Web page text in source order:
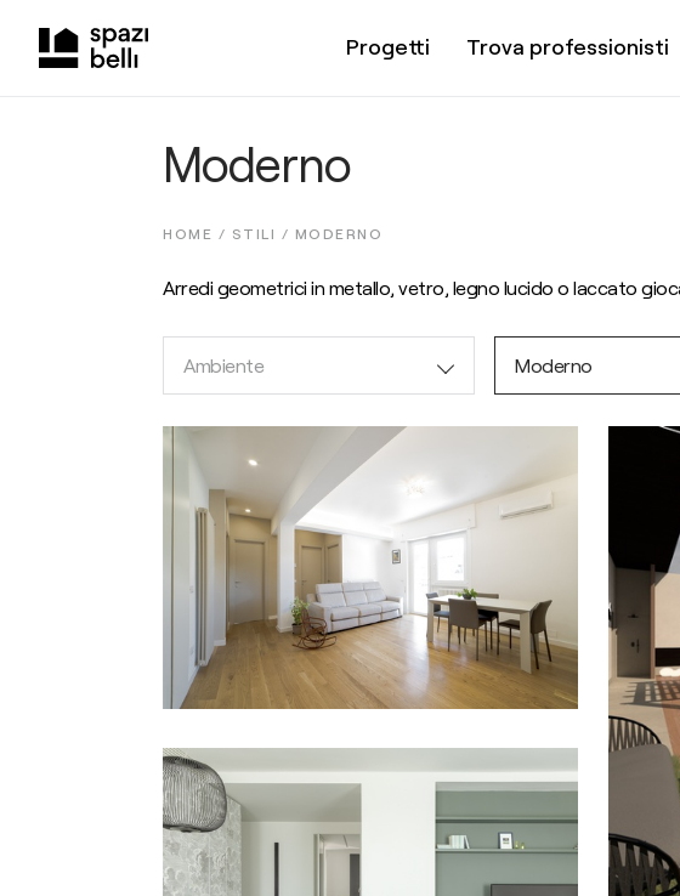
Progetti Trova professionisti
Moderno
HOME / STILI / MODERNO
Arredi geometrici in metallo, vetro, legno lucido o laccato
Ambiente Moderno